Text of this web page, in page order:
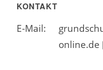
KONTAKT
E-Mail:
online.de